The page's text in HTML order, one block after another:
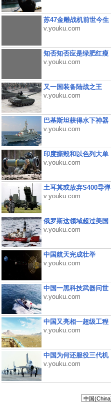
苏47金雕战机前世今生
v.youku.com
知否知否应是绿肥红瘦
v.youku.com
又一国装备陆战之王
v.youku.com
巴基斯坦获得水下神器
v.youku.com
印度撕毁和以色列大单
v.youku.com
土耳其或放弃S400导弹
v.youku.com
俄罗斯这领域超过美国
v.youku.com
中国航天完成壮举
v.youku.com
中国一黑科技武器问世
v.youku.com
中国又亮相一超级工程
v.youku.com
中国为何还服役三代机
v.youku.com